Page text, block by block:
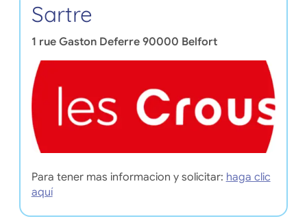
Sartre
1 rue Gaston Deferre 90000 Belfort
Para tener mas informacion y solicitar: haga clic
aquí